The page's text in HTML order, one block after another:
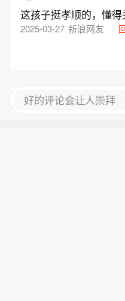
这孩子挺孝顺的，懂
2025-03-27 新浪网友
好的评论会让人崇拜